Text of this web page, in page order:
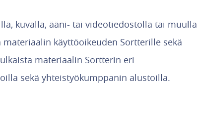
kuvalla, ääni- tai videotiedostolla tai muulla
käyttöoikeuden Sortterille sekä
materiaalin Sortterin eri
sekä yhteistyökumppanin alustoilla.